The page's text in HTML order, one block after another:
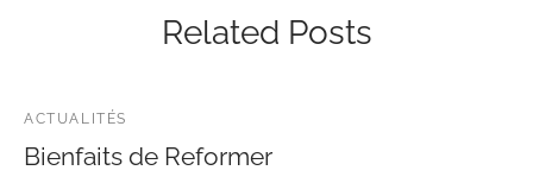
Related Posts
ACTUALITÉS
Bienfaits de Reformer